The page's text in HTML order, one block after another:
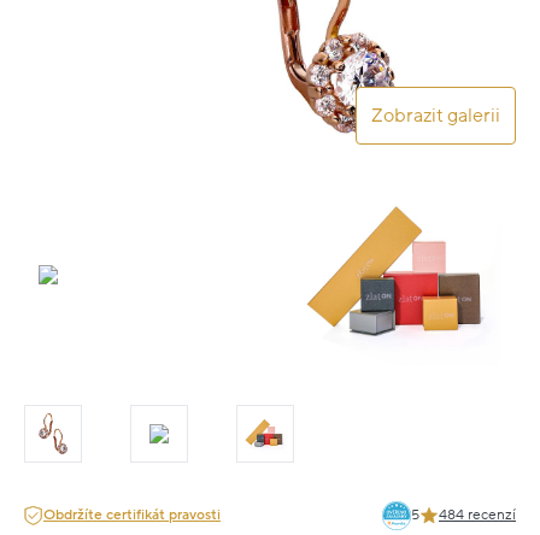
Zobrazit galerii
Obdržíte certifikát pravosti 5 484 recenzí